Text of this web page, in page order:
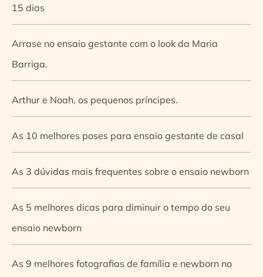
15 dias
Arrase no ensaio gestante com o look da Maria
Barriga.
Arthur e Noah, os pequenos príncipes.
As 10 melhores poses para ensaio gestante de casal
As 3 dúvidas mais frequentes sobre o ensaio newborn
As 5 melhores dicas para diminuir o tempo do seu
ensaio newborn
As 9 melhores fotografias de família e newborn no